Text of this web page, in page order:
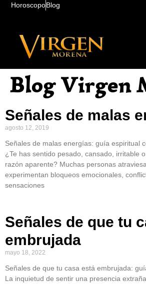
HoroscopoBlog
Blog Virgen
Señales de malas
agosto 12, 2019
Señales de malas energías: guía espiritual
¿Te has sentido pesado, cansado, irritable
razón aparente? Muchas personas
experimentan bloqueos emocionales,
sensaciones
Señales de que tu
embrujada
mayo 18, 2022
Señales de que tu casa está embrujada:
La inquietud de sentir una presencia